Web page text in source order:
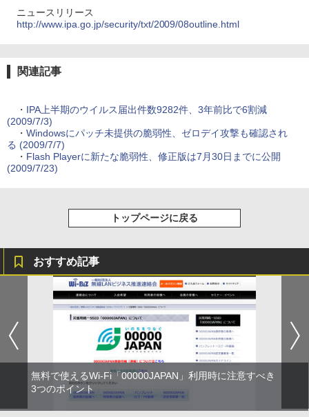
ニュースリリース
http://www.ipa.go.jp/security/txt/2009/08outline.html
関連記事
・ IPA上半期のウイルス届出件数9282件、3年前比で6割減
(2009/7/3)
・ Windowsにパッチ未提供の脆弱性、ゼロデイ攻撃も確認され
る (2009/7/7)
・ Flash Playerに新たな脆弱性、修正版は7月30日までに公開
(2009/7/23)
トップページに戻る
おすすめ記事
無料で使えるWi-Fi「00000JAPAN」利用時に注意すべき
3つのポイント